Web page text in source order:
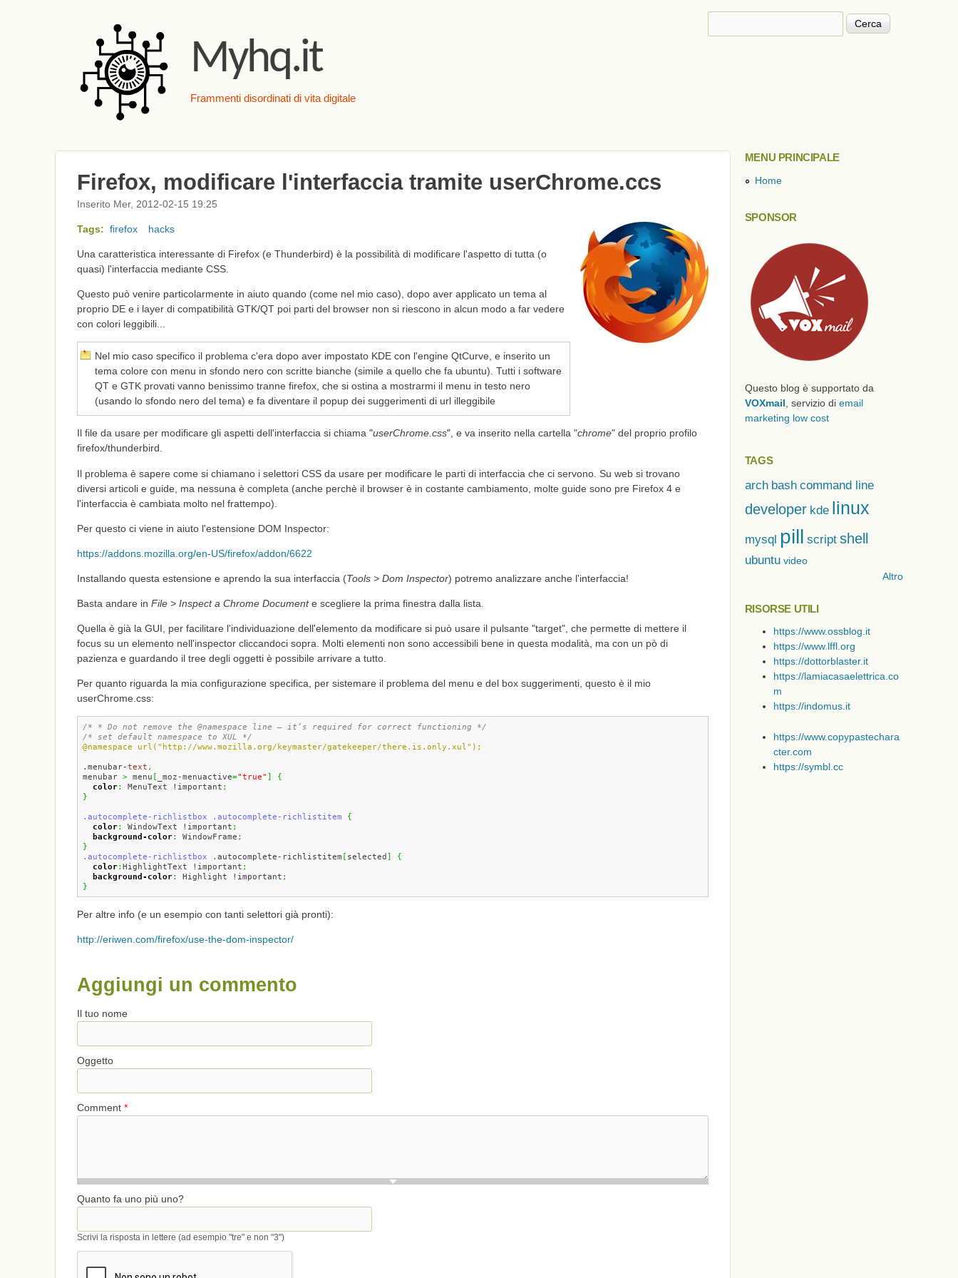
Myhq.it
Frammenti disordinati di vita digitale
Form di ricerca
Firefox, modificare l'interfaccia tramite userChrome.ccs
Inserito Mer, 2012-02-15 19:25
Tags: firefox hacks
Una caratteristica interessante di Firefox (e Thunderbird) è la possibilità di modificare l'aspetto di tutta (o
quasi) l'interfaccia mediante CSS.
Questo può venire particolarmente in aiuto quando (come nel mio caso), dopo aver applicato un tema al
proprio DE e i layer di compatibilità GTK/QT poi parti del browser non si riescono in alcun modo a far vedere
con colori leggibili...
Nel mio caso specifico il problema c'era dopo aver impostato KDE con l'engine QtCurve, e inserito un
tema colore con menu in sfondo nero con scritte bianche (simile a quello che fa ubuntu). Tutti i software
QT e GTK provati vanno benissimo tranne firefox, che si ostina a mostrarmi il menu in testo nero
(usando lo sfondo nero del tema) e fa diventare il popup dei suggerimenti di url illeggibile
Il file da usare per modificare gli aspetti dell'interfaccia si chiama "userChrome.css", e va inserito nella cartella "chrome" del proprio profilo
firefox/thunderbird.
Il problema è sapere come si chiamano i selettori CSS da usare per modificare le parti di interfaccia che ci servono. Su web si trovano
diversi articoli e guide, ma nessuna è completa (anche perchè il browser è in costante cambiamento, molte guide sono pre Firefox 4 e
l'interfaccia è cambiata molto nel frattempo).
Per questo ci viene in aiuto l'estensione DOM Inspector:
https://addons.mozilla.org/en-US/firefox/addon/6622
Installando questa estensione e aprendo la sua interfaccia (Tools > Dom Inspector) potremo analizzare anche l'interfaccia!
Basta andare inFile > Inspect a Chrome Documente scegliere la prima finestra dalla lista.
Quella è già la GUI, per facilitare l'individuazione dell'elemento da modificare si può usare il pulsante "target", che permette di mettere il
focus su un elemento nell'inspector cliccandoci sopra. Molti elementi non sono accessibili bene in questa modalità, ma con un pò di
pazienza e guardando il tree degli oggetti è possibile arrivare a tutto.
Per quanto riguarda la mia configurazione specifica, per sistemare il problema del menu e del box suggerimenti, questo è il mio
userChrome.css:
/* * Do not remove the @namespace line — it’s required for correct functioning */
/* set default namespace to XUL */
@namespace url("http://www.mozilla.org/keymaster/gatekeeper/there.is.only.xul");
.menubar-text ,
menubar > menu [ _moz-menuactive="true" ]
{
color: MenuText !important ;
}
.autocomplete-richlistbox
.autocomplete-richlistitem
{
color: WindowText !important ;
background-color: WindowFrame ;
}
.autocomplete-richlistbox .autocomplete-richlistitem [ selected ]
{
color:HighlightText !important ;
background-color: Highlight !important ;
}
Per altre info (e un esempio con tanti selettori già pronti):
http://eriwen.com/firefox/use-the-dom-inspector/
Aggiungi un commento
Il tuo nome
Oggetto
Comment*
Quanto fa uno più uno?
Scrivi la risposta in lettere (ad esempio "tre" e non "3")
MENU PRINCIPALE
Home
SPONSOR
Questo blog è supportato da
VOXmail , servizio di email
marketing low cost
TAGS
arch bash command line
developer kde linux
mysql pill script shell
ubuntu video
Altro
RISORSE UTILI
https://www.ossblog.it
https://www.lffl.org
https://dottorblaster.it
https://lamiacasaelettrica.co
m
https://indomus.it
https://www.copypastechara
cter.com
https://symbl.cc